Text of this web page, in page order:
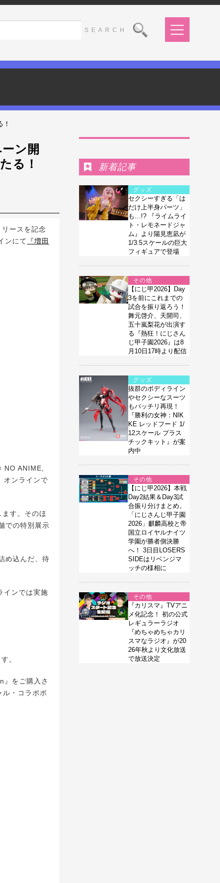
ン開
る！
ースを記念
ンにて
『増田
NO ANIME,
オンラインで
す。そのほ
での特別展示
め込んだ、待
インでは実施
。
をご購入さ
・コラボポ
新着記事
グッズ
セクシーすぎる「は
だけ上半身パーツ」
も…!? 『ライムライ
ト・レモネードジャ
ム』より陽見恵凪が
1/3.5スケールの巨大
フィギュアで登場
その他
【にじ甲2026】Day
3を前にこれまでの
試合を振り返ろう！
舞元啓介、天開司、
五十嵐梨花が出演す
る『熱狂！にじさん
じ甲子園2026』は8
月10日17時より配信
グッズ
抜群のボディライン
やセクシーなスーツ
もバッチリ再現！
『勝利の女神：NIK
KE レッドフード 1/
12スケール プラス
チックキット』が案
内中
その他
【にじ甲2026】本戦
Day2結果＆Day3試
合振り分けまとめ。
「にじさんじ甲子園
2026」麒麟高校と帝
国立ロイヤルナイツ
学園が勝者側決勝
へ！ 3日目LOSERS
SIDEはリベンジマ
ッチの様相に
その他
『カリスマ』TVアニ
メ化記念！ 初の公式
レギュラーラジオ
『めちゃめちゃカリ
スマなラジオ』が20
26年秋より文化放送
で放送決定